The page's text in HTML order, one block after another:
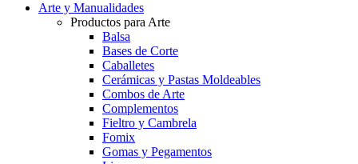
Arte y Manualidades
Productos para Arte
Balsa
Bases de Corte
Caballetes
Cerámicas y Pastas Moldeables
Combos de Arte
Complementos
Fieltro y Cambrela
Fomix
Gomas y Pegamentos